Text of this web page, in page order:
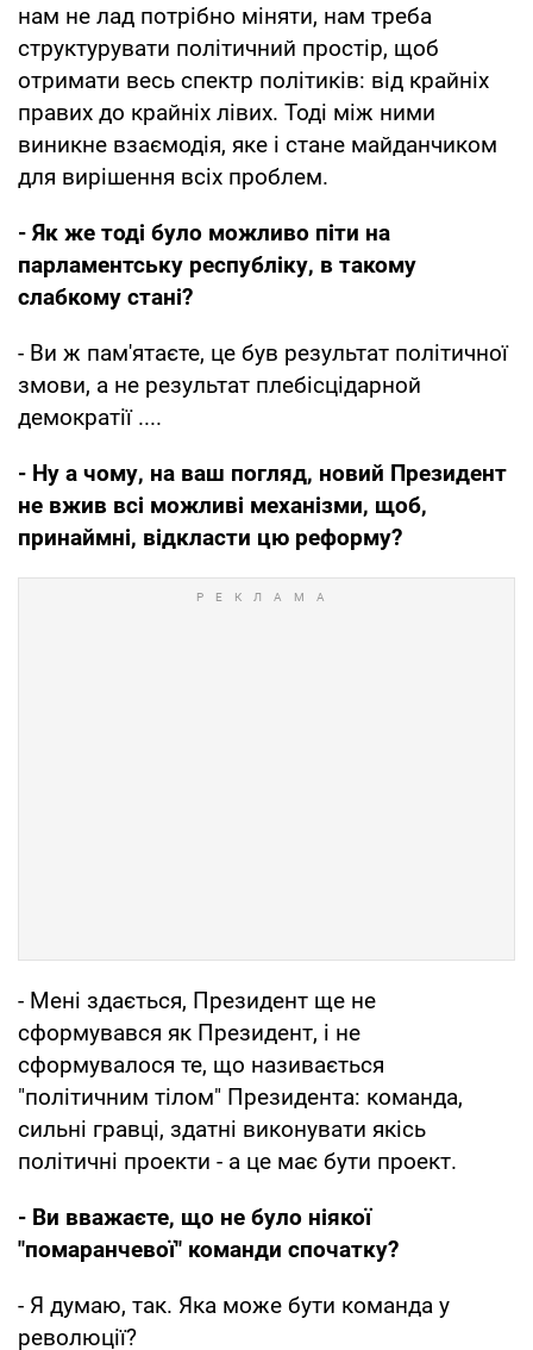
нам не лад потрібно міняти, нам треба
структурувати політичний простір, щоб
отримати весь спектр політиків: від крайніх
правих до крайніх лівих. Тоді між ними
виникне взаємодія, яке і стане майданчиком
для вирішення всіх проблем.
- Як же тоді було можливо піти на
парламентську республіку, в такому
слабкому стані?
- Ви ж пам'ятаєте, це був результат політичної
змови, а не результат плебісцідарной
демократії ....
- Ну а чому, на ваш погляд, новий Президент
не вжив всі можливі механізми, щоб,
принаймні, відкласти цю реформу?
- Мені здається, Президент ще не
сформувався як Президент, і не
сформувалося те, що називається
"політичним тілом" Президента: команда,
сильні гравці, здатні виконувати якісь
політичні проекти - а це має бути проект.
- Ви вважаєте, що не було ніякої
"помаранчевої" команди спочатку?
- Я думаю, так. Яка може бути команда у
революції?